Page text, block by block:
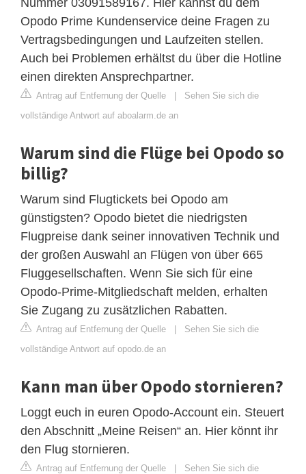
Opodo Prime Kundenservice deine Fragen zu
Vertragsbedingungen und Laufzeiten stellen.
Auch bei Problemen erhältst du über die Hotline
einen direkten Ansprechpartner.
Antrag auf Entfernung der Quelle | Sehen Sie sich die
vollständige Antwort auf aboalarm.de an
Warum sind die Flüge bei Opodo so
billig?
Warum sind Flugtickets bei Opodo am
günstigsten? Opodo bietet die niedrigsten
Flugpreise dank seiner innovativen Technik und
der großen Auswahl an Flügen von über 665
Fluggesellschaften. Wenn Sie sich für eine
Opodo-Prime-Mitgliedschaft melden, erhalten
Sie Zugang zu zusätzlichen Rabatten.
Antrag auf Entfernung der Quelle | Sehen Sie sich die
vollständige Antwort auf opodo.de an
Kann man über Opodo stornieren?
Loggt euch in euren Opodo-Account ein. Steuert
den Abschnitt „Meine Reisen“ an. Hier könnt ihr
den Flug stornieren.
Antrag auf Entfernung der Quelle | Sehen Sie sich die